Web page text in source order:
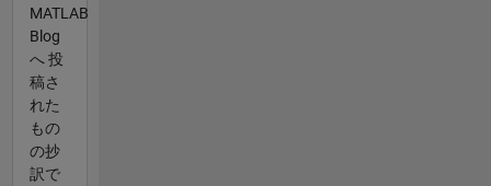
MATLAB
Blog
へ 投
稿さ
れた
もの
の抄
訳で